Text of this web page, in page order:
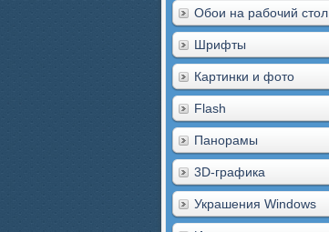
Обои на рабочий стол
Шрифты
Картинки и фото
Flash
Панорамы
3D-графика
Украшения Windows